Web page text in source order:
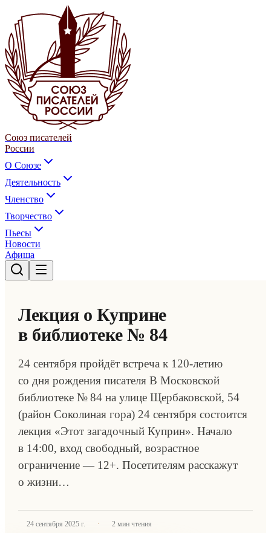
Союз писателей
России
О Союзе
Деятельность
Членство
Творчество
Пьесы
Новости
Афиша
Лекция о Куприне
в библиотеке № 84
24 сентября пройдёт встреча к 120-летию
со дня рождения писателя В Московской
библиотеке № 84 на улице Щербаковской, 54
(район Соколиная гора) 24 сентября состоится
лекция «Этот загадочный Куприн». Начало
в 14:00, вход свободный, возрастное
ограничение — 12+. Посетителям расскажут
о жизни…
24 сентября 2025 г. · 2 мин чтения